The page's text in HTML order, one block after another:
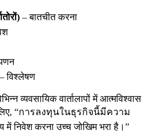
– बातचीत करना
– विश्लेषण
व्यवसायिक वार्तालापों में आत्मविश्वास
“การลงทุนในธุรกิจนี้มีความ
में निवेश करना उच्च जोखिम भरा है।”